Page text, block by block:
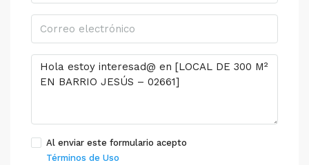
Al enviar este formulario acepto
Términos de Uso